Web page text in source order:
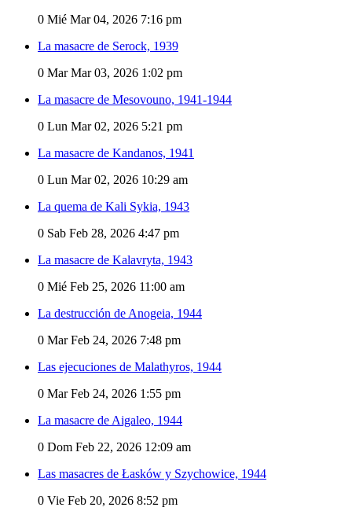
0 Mié Mar 04, 2026 7:16 pm
La masacre de Serock, 1939
0 Mar Mar 03, 2026 1:02 pm
La masacre de Mesovouno, 1941-1944
0 Lun Mar 02, 2026 5:21 pm
La masacre de Kandanos, 1941
0 Lun Mar 02, 2026 10:29 am
La quema de Kali Sykia, 1943
0 Sab Feb 28, 2026 4:47 pm
La masacre de Kalavryta, 1943
0 Mié Feb 25, 2026 11:00 am
La destrucción de Anogeia, 1944
0 Mar Feb 24, 2026 7:48 pm
Las ejecuciones de Malathyros, 1944
0 Mar Feb 24, 2026 1:55 pm
La masacre de Aigaleo, 1944
0 Dom Feb 22, 2026 12:09 am
Las masacres de Łasków y Szychowice, 1944
0 Vie Feb 20, 2026 8:52 pm